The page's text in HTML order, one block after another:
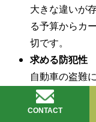
大きな違いが
る予算からカ
切です。
求める防犯性
自動車の盗難
いうものがあ
車ランキング
CONTACT